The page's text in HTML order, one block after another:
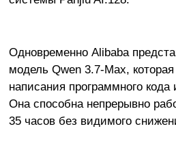
Одновременно Alibaba
модель Qwen 3.7-Max,
написания программного кода
Она способна непрерывно
35 часов без видимого